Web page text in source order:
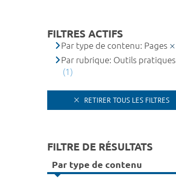
FILTRES ACTIFS
Par type de contenu: Pages
Par rubrique: Outils pratiques
(1)
RETIRER TOUS LES FILTRES
FILTRE DE RÉSULTATS
Par type de contenu